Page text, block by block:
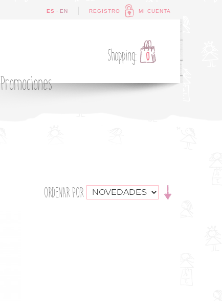
REGISTRO MI CUENTA
ES - EN
Shopping: 0
Promociones
ORDENAR POR